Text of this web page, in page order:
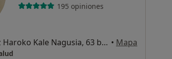
195 opiniones
Diego Lopez Haroko Kale Nagusia, 63 bis, Bilbao • Mapa